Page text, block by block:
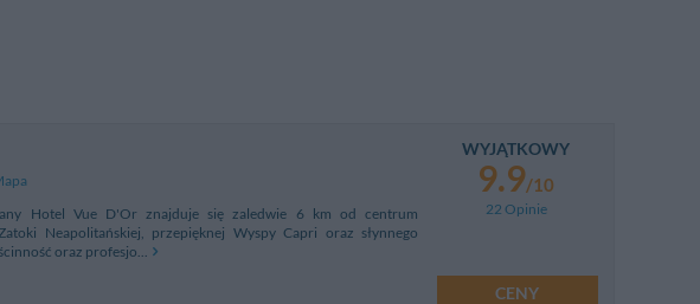
Hotel Vue D'Or znajduje się zaledwie 6 km od centrum
Neapolitańskiej, przepięknej Wyspy Capri oraz słynnego
oraz profesjo...
WYJĄTKOWY
9.9/10
22 Opinie
CENY